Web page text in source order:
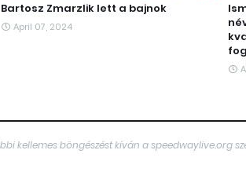
Bartosz Zmarzlik lett a bajnok
April 07, 2024
kellemes böngészést kíván a speedwaylive.org